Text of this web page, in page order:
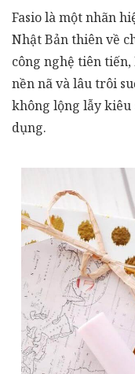
Fasio là một nhãn
Nhật Bản thiên về
công nghệ tiên tiến,
nền nã và lâu trôi
không lộng lẫy
dụng.